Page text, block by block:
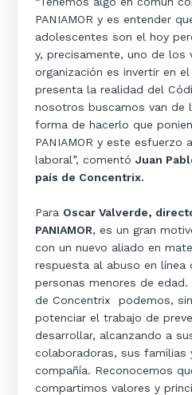
PANIAMOR y es entender
adolescentes son el hoy
y, precisamente, uno de los
organización es invertir en
presenta la realidad del
nosotros buscamos van de
forma de hacerlo que
PANIAMOR y este esfuerzo
laboral”, comentó Juan
país de Concentrix.
Para Oscar Valverde,
PANIAMOR, es un gran
con un nuevo aliado en
respuesta al abuso en
personas menores de edad.
de Concentrix podemos,
potenciar el trabajo de
desarrollar, alcanzando a
colaboradoras, sus familias
compañía. Reconocemos
compartimos valores y